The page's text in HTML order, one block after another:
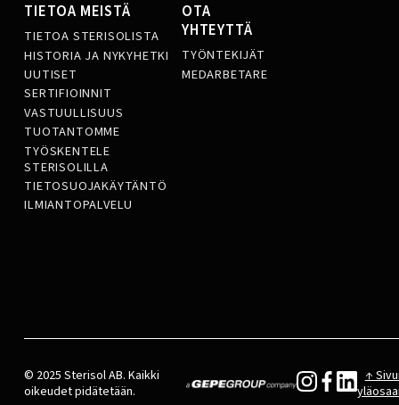
TIETOA MEISTÄ
TIETOA STERISOLISTA
HISTORIA JA NYKYHETKI
UUTISET
SERTIFIOINNIT
VASTUULLISUUS
TUOTANTOMME
TYÖSKENTELE
STERISOLILLA
TIETOSUOJAKÄYTÄNTÖ
ILMIANTOPALVELU
OTA
YHTEYTTÄ
TYÖNTEKIJÄT
MEDARBETARE
© 2025 Sterisol AB. Kaikki
oikeudet pidätetään.
↑